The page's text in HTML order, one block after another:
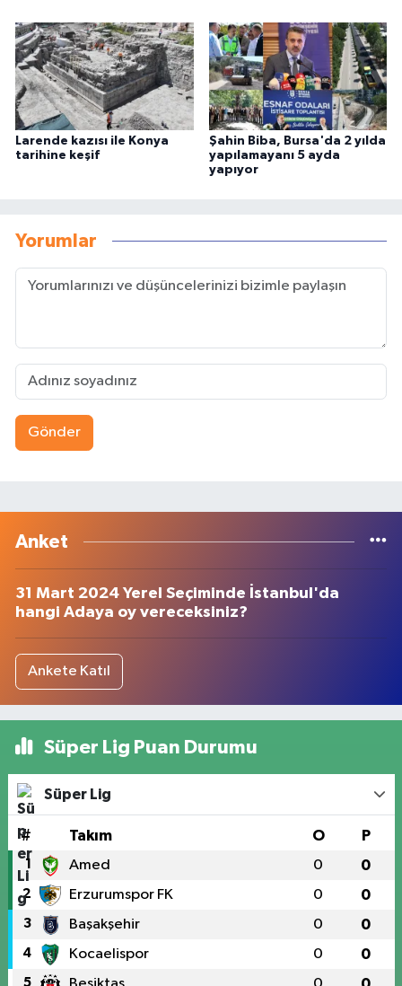
Larende kazısı ile Konya
tarihine keşif
Şahin Biba, Bursa'da 2 yılda
yapılamayanı 5 ayda
yapıyor
Yorumlar
Gönder
Anket
31 Mart 2024 Yerel Seçiminde İstanbul'da
hangi Adaya oy vereceksiniz?
Ankete Katıl
Süper Lig Puan Durumu
Süper Lig
# Takım O P
1 Amed 0 0
2 Erzurumspor FK 0 0
3 Başakşehir 0 0
4 Kocaelispor 0 0
5